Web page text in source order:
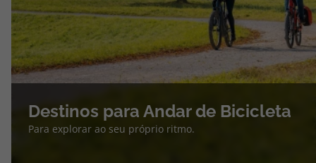
Destinos para Andar de Bicicleta
Para explorar ao seu próprio ritmo.